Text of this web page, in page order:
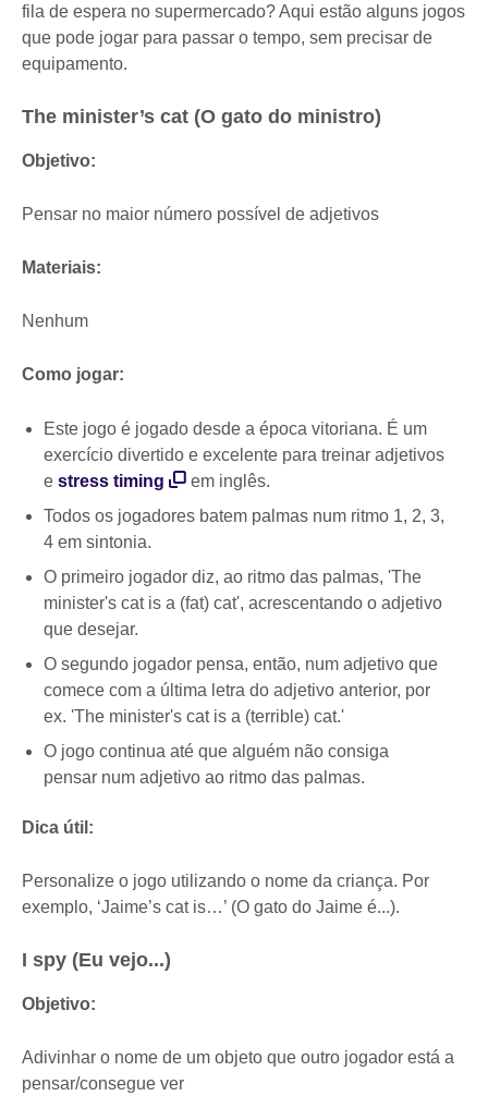
fila de espera no supermercado? Aqui estão alguns jogos
que pode jogar para passar o tempo, sem precisar de
equipamento.
The minister’s cat (O gato do ministro)
Objetivo:
Pensar no maior número possível de adjetivos
Materiais:
Nenhum
Como jogar:
Este jogo é jogado desde a época vitoriana. É um
exercício divertido e excelente para treinar adjetivos
e stress timing
em inglês.
Todos os jogadores batem palmas num ritmo 1, 2, 3,
4 em sintonia.
O primeiro jogador diz, ao ritmo das palmas, 'The
minister's cat is a (fat) cat', acrescentando o adjetivo
que desejar.
O segundo jogador pensa, então, num adjetivo que
comece com a última letra do adjetivo anterior, por
ex. 'The minister's cat is a (terrible) cat.'
O jogo continua até que alguém não consiga
pensar num adjetivo ao ritmo das palmas.
Dica útil:
Personalize o jogo utilizando o nome da criança. Por
exemplo, ‘Jaime’s cat is…’ (O gato do Jaime é...).
I spy (Eu vejo...)
Objetivo:
Adivinhar o nome de um objeto que outro jogador está a
pensar/consegue ver